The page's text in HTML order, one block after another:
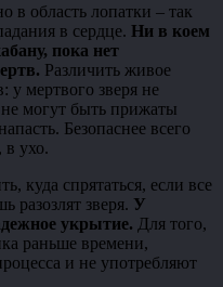
в область лопатки – так
в сердце. Ни в коем
пока нет
Различить живое
у мертвого зверя не
могут быть прижаты
Безопаснее всего
в ухо.
куда спрятаться, если все
разозлят зверя. У
укрытие. Для того,
раньше времени,
и не употребляют